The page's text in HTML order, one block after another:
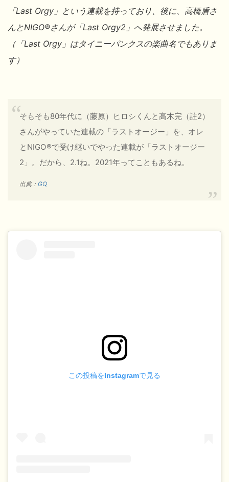
「Last Orgy」という連載を持っており、後に、高橋盾さ
んとNIGO®さんが「Last Orgy2」へ発展させました。
（ 「Last Orgy」はタイニーパンクスの楽曲名でもありま
す）
そもそも80年代に（藤原）ヒロシくんと高木完（註2）
さんがやっていた連載の「ラストオージー」を、オレ
とNIGO ®で受け継いでやった連載が「ラストオージー
2」。だから、2.1ね。2021年ってこともあるね。
出典： GQ
この投稿をInstagramで見る